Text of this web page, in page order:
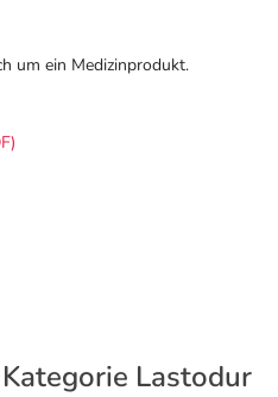
um ein Medizinprodukt.
Lastodur